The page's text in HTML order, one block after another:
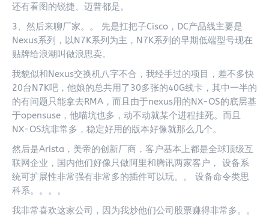
还有看图的锐捷、迈普都是。
3、然后来聊厂家。。 先是扛把子Cisco，DC产品线主要是
Nexus系列，以N7K系列为主，N7K系列的早期低端型号现在
贴牌给浪潮叫做浪思卖。
我貌似和Nexus交换机八字不合，我经手过的项目，差不多快
20台N7K吧，他娘的总共用了30多张的40G线卡，其中一半的
的有问题只能拿去RMA，而且由于nexus用的NX-OS的底层基
于opensuse，他喵坑也多，动不动就某个进程挂死。而且
NX-OS坑非常多，稳定好用的版本好像就那么几个。
然后是Arista，美帝的创新厂商，客户基本上都是全球顶级互
联网企业，国内他们好像只做阿里和腾讯两家客户， 设备系
统可扩展性非常强有非常多的插件可以玩。。 设备命令类思
科系。。。。
我非常喜欢这家公司，因为我炒他们公司股票赚得非常多。。